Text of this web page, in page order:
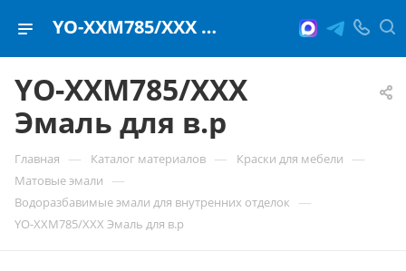
YO-XXM785/XXX Эмаль для в.р
YO-XXM785/XXX
Эмаль для в.р
Главная — Каталог материалов — Краски для мебели —
Матовые эмали —
Водоразбавимые эмали для внутренних отделок —
YO-XXM785/XXX Эмаль для в.р